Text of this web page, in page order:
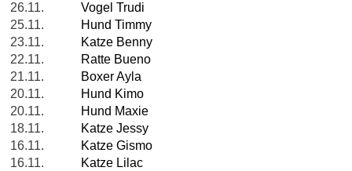
26.11.
Vogel Trudi
25.11.
Hund Timmy
23.11.
Katze Benny
22.11.
Ratte Bueno
21.11.
Boxer Ayla
20.11.
Hund Kimo
20.11.
Hund Maxie
18.11.
Katze Jessy
16.11.
Katze Gismo
16.11.
Katze Lilac